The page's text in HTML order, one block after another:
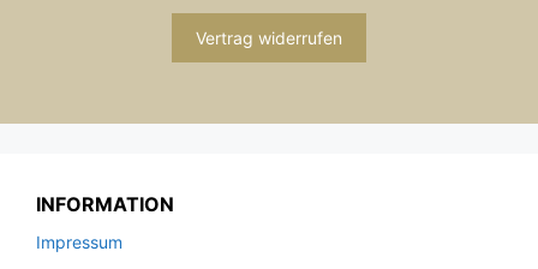
Vertrag widerrufen
INFORMATION
Impressum